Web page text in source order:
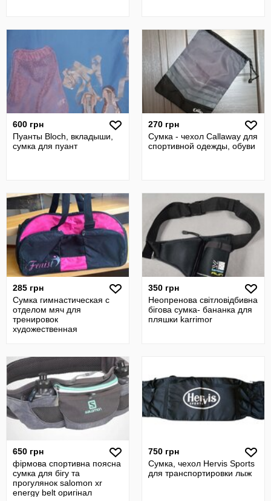
600 грн
Пуанты Bloch, вкладыши,
сумка для пуант
270 грн
Сумка - чехол Callaway для
спортивной одежды, обуви
285 грн
Сумка гимнастическая с
отделом мяч для
тренировок
художественная
350 грн
Неопренова світловідбивна
бігова сумка- бананка для
пляшки karrimor
650 грн
фірмова спортивна поясна
сумка для бігу та
прогулянок salomon xr
energy belt оригінал
750 грн
Сумка, чехол Hervis Sports
для транспортировки лыж